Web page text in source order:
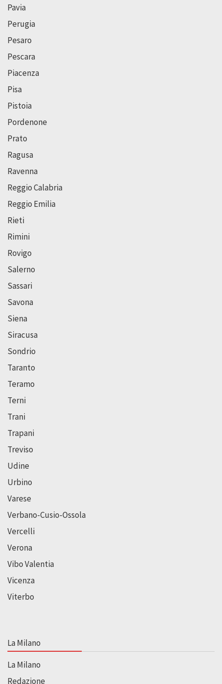
Pavia
Perugia
Pesaro
Pescara
Piacenza
Pisa
Pistoia
Pordenone
Prato
Ragusa
Ravenna
Reggio Calabria
Reggio Emilia
Rieti
Rimini
Rovigo
Salerno
Sassari
Savona
Siena
Siracusa
Sondrio
Taranto
Teramo
Terni
Trani
Trapani
Treviso
Udine
Urbino
Varese
Verbano-Cusio-Ossola
Vercelli
Verona
Vibo Valentia
Vicenza
Viterbo
La Milano
La Milano
Redazione